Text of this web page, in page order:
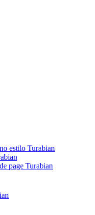
estilo Turabian
page Turabian